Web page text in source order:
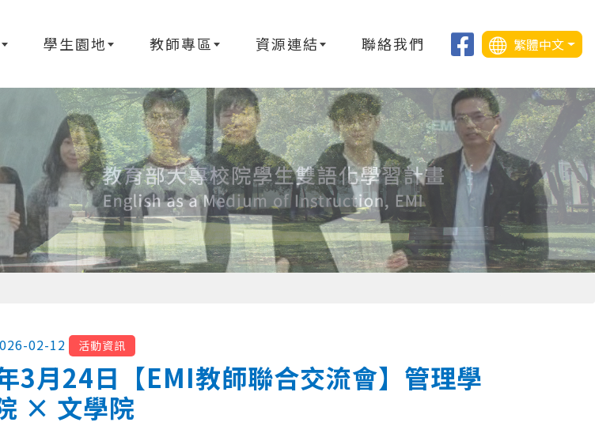
學生園地 教師專區 資源連結 聯絡我們 繁體中文
02-12 活動資訊
3月24日【EMI教師聯合交流會】管理學
× 文學院